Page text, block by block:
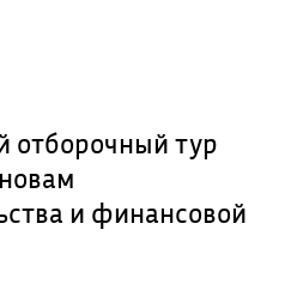
отборочный тур
и финансовой